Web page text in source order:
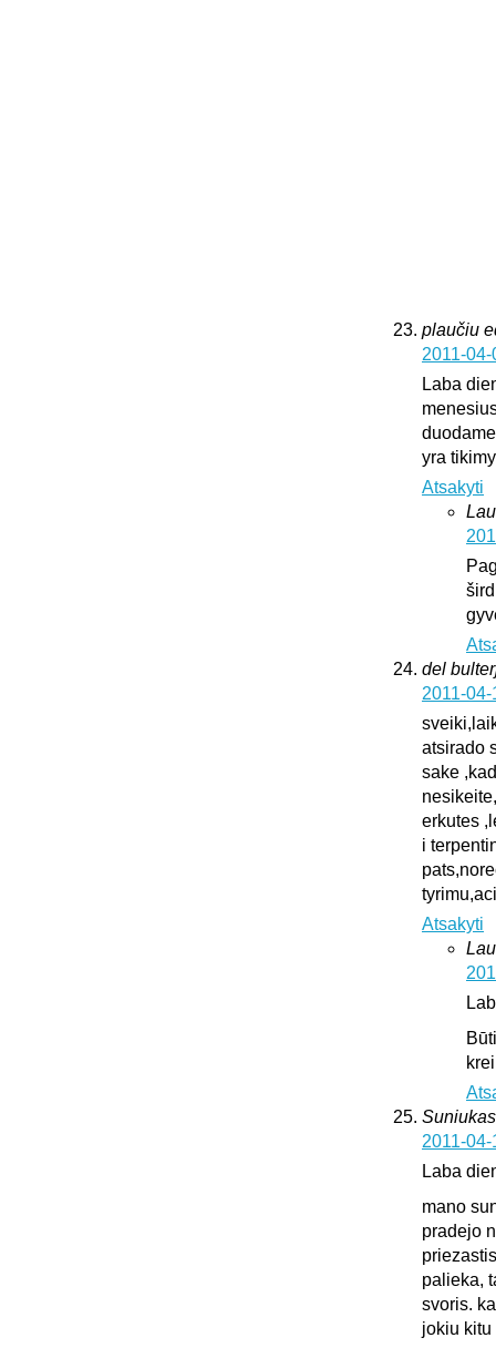
plaučiu
2011-
Laba
yra
Atsakyti
del
2011-
atsirado
sake
erkutes
i
Atsakyti
2011-
Laba
mano
pradejo
palieka,
svoris.
jokiu kitu